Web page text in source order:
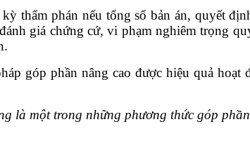
thẩm phán nếu tổng số bản án, quyết
giá chứng cứ, vi phạm nghiêm trọng
góp phần nâng cao được hiệu quả hoạt
là một trong những phương thức góp